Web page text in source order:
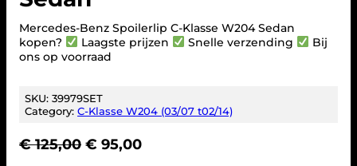
Mercedes-Benz Spoilerlip C-Klasse W204 Sedan
kopen?
Laagste prijzen Snelle verzending
Bij
ons op voorraad
SKU: 39979SET
Category:C-Klasse W204 (03/07 t02/14)
€125,00 O
€ 95,00H